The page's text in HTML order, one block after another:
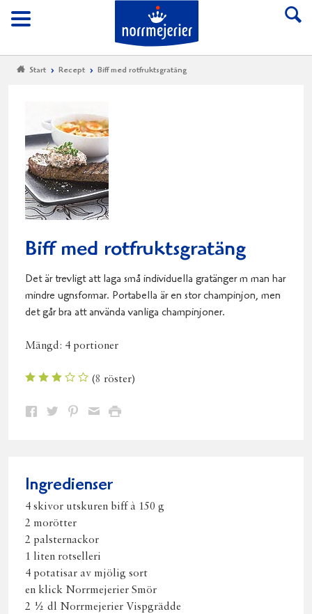
Meny
Till Norrmejerier
Start Recept Biff med rotfruktsgratäng
Biff med rotfruktsgratäng
Det är trevligt att laga små individuella gratänger m man har
mindre ugnsformar. Portabella är en stor champinjon, men
det går bra att använda vanliga champinjoner.
Mängd: 4 portioner
(8 röster)
Dela Dela Dela DelaSkriv
Ingredienser
4 skivor utskuren biff à 150 g
2 morötter
2 palsternackor
1 liten rotselleri
4 potatisar av mjölig sort
en klick Norrmejerier Smör
2 ½ dl Norrmejerier Vispgrädde